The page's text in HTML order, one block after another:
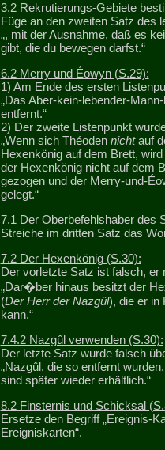
3.2 Rekrutierungs-Gebiete
Füge an den zweiten Satz des
„, mit der Ausnahme, daß es
gibt, die du bewegen darfst.“
6.2 Merry und Éowyn (S.29):
1) Am Ende des ersten
„Das Aber-kein-lebender-
entfernt.“
2) Der zweite Listenpunkt
„Wenn sich Théoden nichtauf
Hexenkönig auf dem Brett,
der Hexenkönig nicht auf dem
gezogen und der Merry-und-
gelegt.“
7.1 Der Oberbefehlshaber des
Streiche im dritten Satz das
7.2 Der Hexenkönig (S.30):
Der vorletzte Satz ist falsch, er
„Dar�ber hinaus besitzt der
(Der Herr der Nazgûl), die er in
kann.“
7.4.2 Nazgûl verwenden (S.30):
Der letzte Satz wurde falsch
„Nazgûl, die so entfernt
sind später wieder erhältlich.“
8.2 Finsternis und Schicksal
Ersetze den Begriff „Ereignis-
Ereigniskarten“.